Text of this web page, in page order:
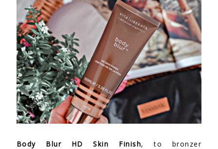
Body Blur HD Skin Finish, to bronzer